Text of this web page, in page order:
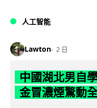
人工智能
Lawton 2 日
中國湖北男自
金冒濃煙驚動